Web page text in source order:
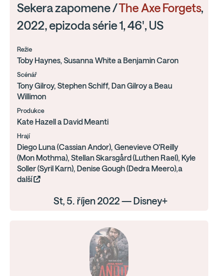
Sekera zapomene /The Axe Forgets,
2022, epizoda série 1, 46', US
Režie
Toby Haynes, Susanna White a Benjamin Caron
Scénář
Tony Gilroy, Stephen Schiff, Dan Gilroy a Beau
Willimon
Produkce
Kate Hazell a David Meanti
Hrají
Diego Luna (Cassian Andor), Genevieve O'Reilly
(Mon Mothma), Stellan Skarsgård (Luthen Rael), Kyle
Soller (Syril Karn), Denise Gough (Dedra Meero),a
další
St, 5. říjen 2022 — Disney+